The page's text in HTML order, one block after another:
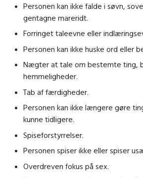
Personen kan ikke falde i søvn,
gentagne mareridt.
Forringet taleevne eller
Personen kan ikke huske ord eller
Nægter at tale om bestemte ting,
hemmeligheder.
Tab af færdigheder.
Personen kan ikke længere gøre
kunne tidligere.
Spiseforstyrrelser.
Personen spiser ikke eller spiser
Overdreven fokus på sex.